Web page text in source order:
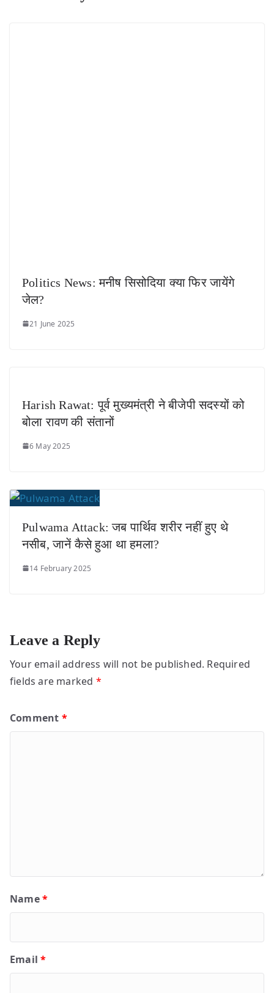
Politics News: मनीष सिसोदिया क्या फिर जायेंगे
जेल?
21 June 2025
Harish Rawat: पूर्व मुख्यमंत्री ने बीजेपी सदस्यों को
बोला रावण की संतानों
6 May 2025
Pulwama Attack: जब पार्थिव शरीर नहीं हुए थे
नसीब, जानें कैसे हुआ था हमला?
14 February 2025
Leave a Reply
Your email address will not be published. Required
fields are marked *
Comment *
Name*
Email*